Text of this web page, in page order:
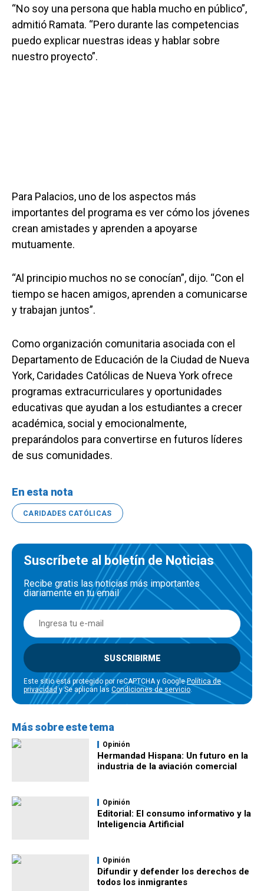
“No soy una persona que habla mucho en público”,
admitió Ramata. “Pero durante las competencias
puedo explicar nuestras ideas y hablar sobre
nuestro proyecto”.
Para Palacios, uno de los aspectos más
importantes del programa es ver cómo los jóvenes
crean amistades y aprenden a apoyarse
mutuamente.
“Al principio muchos no se conocían”, dijo. “Con el
tiempo se hacen amigos, aprenden a comunicarse
y trabajan juntos”.
Como organización comunitaria asociada con el
Departamento de Educación de la Ciudad de Nueva
York, Caridades Católicas de Nueva York ofrece
programas extracurriculares y oportunidades
educativas que ayudan a los estudiantes a crecer
académica, social y emocionalmente,
preparándolos para convertirse en futuros líderes
de sus comunidades.
En esta nota
CARIDADES CATÓLICAS
Suscríbete al boletín de Noticias
Recibe gratis las noticias más importantes
diariamente en tu email
SUSCRIBIRME
Este sitio está protegido por reCAPTCHA y GooglePolítica de
privacidady Se aplican las Condiciones de servicio.
Más sobre este tema
Opinión
Hermandad Hispana: Un futuro en la
industria de la aviación comercial
Opinión
Editorial: El consumo informativo y la
Inteligencia Artificial
Opinión
Difundir y defender los derechos de
todos los inmigrantes